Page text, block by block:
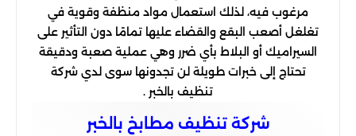
مرغوب فيه، لذلك استعمال مواد منظفة وقوية في
تغلغل أصعب البقع والقضاء عليها تمامًا دون التأثير على
السيراميك أو البلاط بأي ضرر وهي عملية صعبة ودقيقة
تحتاج إلى خبرات طويلة لن تجدونها سوى لدي شركة
تنظيف بالخبر .
شركة تنظیف مطابخ بالخبر